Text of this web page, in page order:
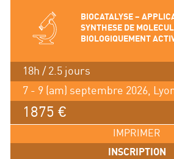
BIOCATALYSE –
SYNTHESE DE
BIOLOGIQUEMENT
18h / 2.5 jours
7 - 9 (am) septembre 2026,
1875 €
IMPRIMER
INSCRIPTION